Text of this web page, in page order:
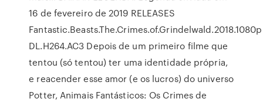
16 de fevereiro de 2019 RELEASES
DL.H264.AC3 Depois de um primeiro filme que
tentou (só tentou) ter uma identidade própria,
e reacender esse amor (e os lucros) do universo
Potter, Animais Fantásticos: Os Crimes de